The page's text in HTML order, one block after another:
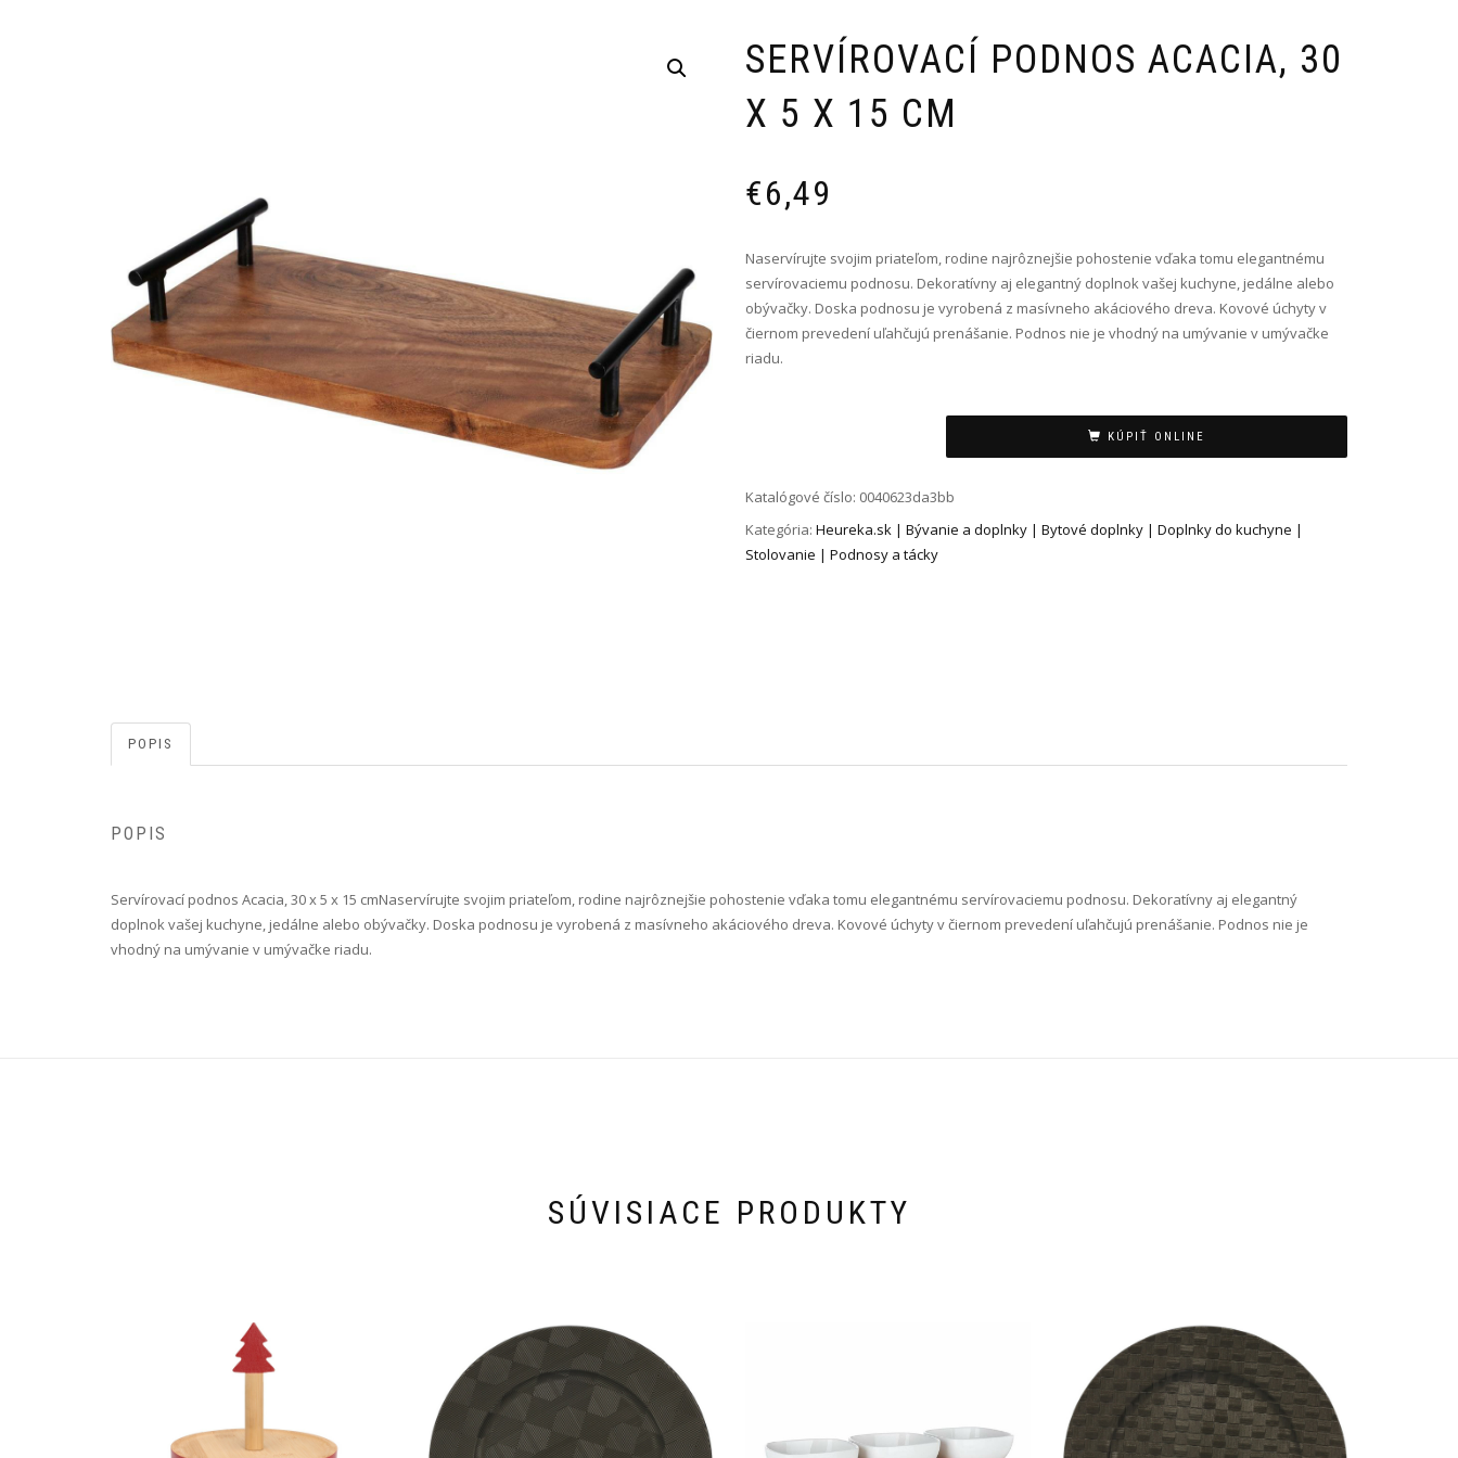
SERVÍROVACÍ PODNOS ACACIA, 30
X 5 X 15 CM
€6,49
Naservírujte svojim priateľom, rodine najrôznejšie pohostenie vďaka tomu elegantnému
servírovaciemu podnosu. Dekoratívny aj elegantný doplnok vašej kuchyne, jedálne alebo
obývačky. Doska podnosu je vyrobená z masívneho akáciového dreva. Kovové úchyty v
čiernom prevedení uľahčujú prenášanie. Podnos nie je vhodný na umývanie v umývačke
riadu.
KÚPIŤ ONLINE
Katalógové číslo: 0040623da3bb
Kategória: Heureka.sk | Bývanie a doplnky | Bytové doplnky | Doplnky do kuchyne |
Stolovanie | Podnosy a tácky
POPIS
POPIS
Servírovací podnos Acacia, 30 x 5 x 15 cm Naservírujte svojim priateľom, rodine najrôznejšie pohostenie vďaka tomu elegantnému servírovaciemu podnosu. Dekoratívny aj elegantný
doplnok vašej kuchyne, jedálne alebo obývačky. Doska podnosu je vyrobená z masívneho akáciového dreva. Kovové úchyty v čiernom prevedení uľahčujú prenášanie. Podnos nie je
vhodný na umývanie v umývačke riadu.
SÚVISIACE PRODUKTY